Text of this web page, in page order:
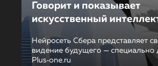
Говорит и показывает
искусственный
Нейросеть Сбера представляет
видение будущего — специально
Plus‑one.ru